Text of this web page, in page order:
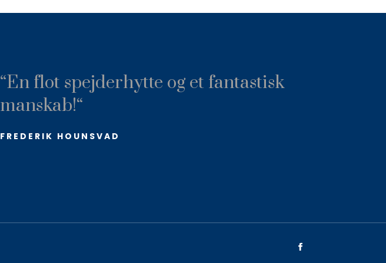
“En flot spejderhytte og et fantastisk
manskab!“
FREDERIK HOUNSVAD